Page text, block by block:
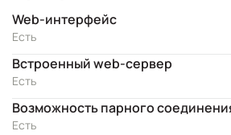
Web-интерфейс
Есть
Встроенный web-сервер
Есть
Возможность парного
Есть